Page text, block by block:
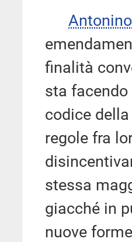
finalità
sta facendo
codice
regole fra
stessa
giacché in
nuove